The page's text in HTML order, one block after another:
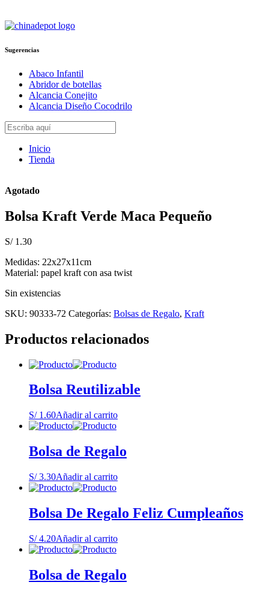
Sugerencias
Abaco Infantil
Abridor de botellas
Alcancia Conejito
Alcancia Diseño Cocodrilo
Inicio
Tienda
Agotado
Bolsa Kraft Verde Maca Pequeño
S/1.30
Medidas: 22x27x11cm
Material: papel kraft con asa twist
Sin existencias
SKU: 90333-72 Categorías: Bolsas de Regalo, Kraft
Productos relacionados
Bolsa Reutilizable
S/1.60Añadir al carrito
Bolsa de Regalo
S/3.30Añadir al carrito
Bolsa De Regalo Feliz Cumpleaños
S/4.20Añadir al carrito
Bolsa de Regalo